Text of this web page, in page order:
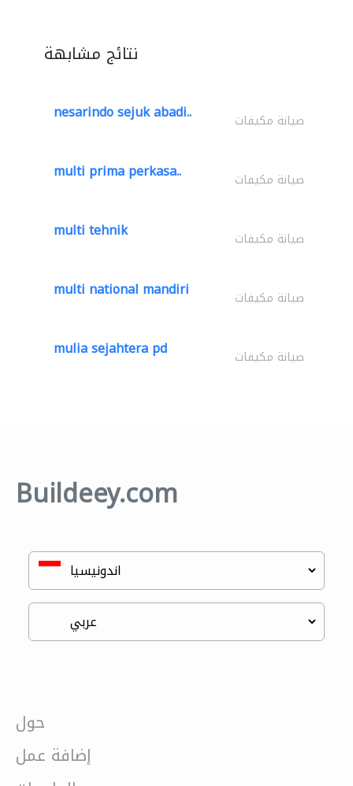
نتائج مشابهة
nesarindo sejuk abadi.. صيانة مكيفات
multi prima perkasa.. صيانة مكيفات
multi tehnik صيانة مكيفات
multi national mandiri صيانة مكيفات
mulia sejahtera pd صيانة مكيفات
Buildeey.com
حول
إضافة عمل